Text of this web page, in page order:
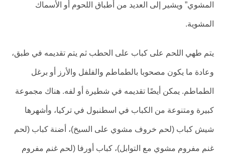
المشوي” ويشير إلى العديد من أطباق اللحوم أو الأسماك
المشوية.
يتم طهي اللحم على كباب على الحطب ثم يتم تقديمه في طبق،
وعادة ما يكون مصحوبا بالطماطم والفلفل والأرز أو برغل
الطماطم. يمكن أيضًا تقديمه في شطيرة أو لفه. هناك مجموعة
كبيرة ومتنوعة من الكباب في اسطنبول في تركيا، وأشهرها
شيش كباب (لحم خروف مشوي على السيخ)، أضنة كباب (لحم
غنم مفروم مشوي مع التوابل)، كباب أورفا (لحم غنم مفروم